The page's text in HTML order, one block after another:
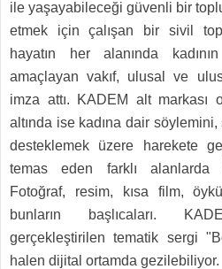
ile yaşayabileceği güvenli bir
etmek için çalışan bir sivil
hayatın her alanında
amaçlayan vakıf, ulusal ve
imza attı. KADEM alt markası
altında ise kadına dair
desteklemek üzere harekete
temas eden farklı alanlarda
Fotoğraf, resim, kısa film,
bunların başlıcaları.
gerçekleştirilen tematik sergi
halen dijital ortamda gezilebiliyor.